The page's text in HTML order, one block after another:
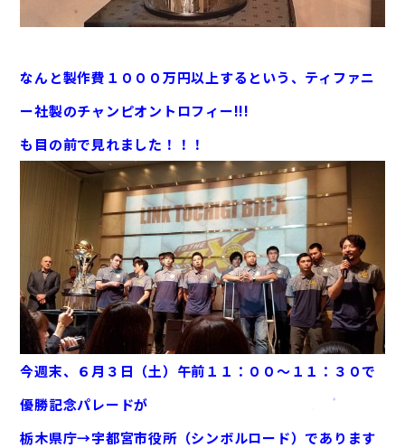
なんと製作費１０００万円以上するという、ティファニ
ー社製のチャンピオントロフィー!!!
も目の前で見れました！！！
今週末、６月３日（土）午前１１：００～１１：３０で
優勝記念パレードが
栃木県庁→宇都宮市役所（シンボルロード）であります